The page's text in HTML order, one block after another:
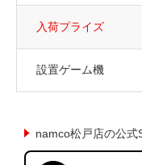
入荷プライズ
設置ゲーム機
namco松戸店の公式